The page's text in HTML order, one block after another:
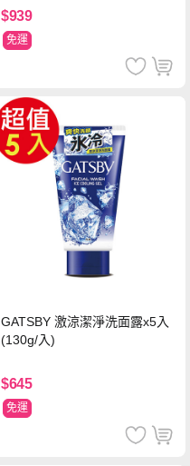
$939
免運
GATSBY 激涼潔淨洗面露x5入
(130g/入)
$645
免運